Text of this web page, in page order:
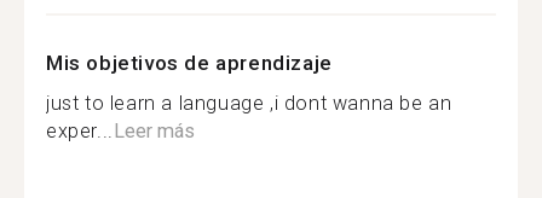
Mis objetivos de aprendizaje
just to learn a language ,i dont wanna be an
exper...Leer más